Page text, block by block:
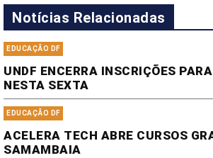
Notícias Relacionadas
EDUCAÇÃO DF
UNDF ENCERRA INSCRIÇÕES
NESTA SEXTA
EDUCAÇÃO DF
ACELERA TECH ABRE CURSOS
SAMAMBAIA